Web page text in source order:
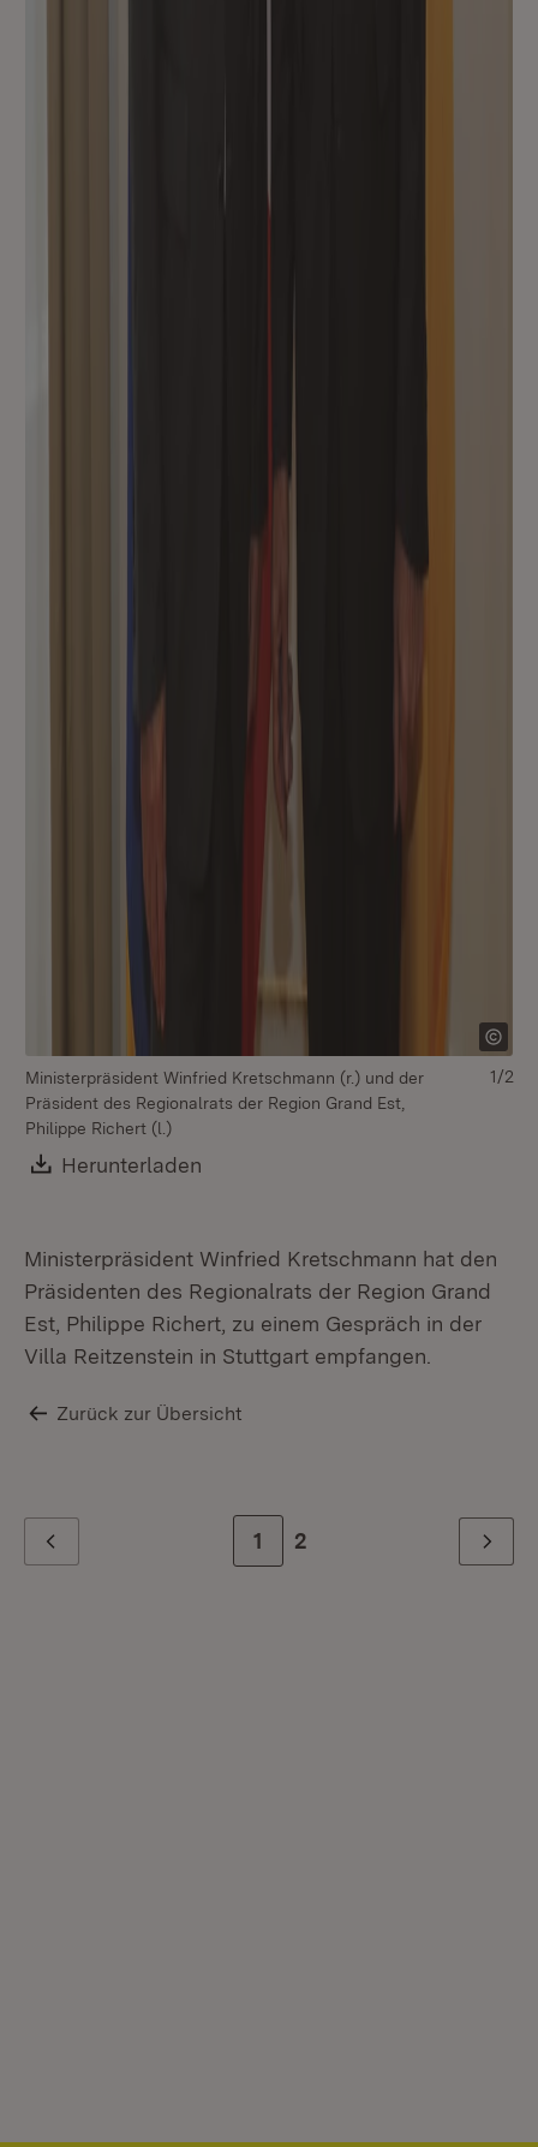
Ministerpräsident Winfried Kretschmann (r.) und der
Präsident des Regionalrats der Region Grand Est,
Philippe Richert (l.)
Download:
Herunterladen
1/2
Ministerpräsident Winfried Kretschmann hat den
Präsidenten des Regionalrats der Region Grand
Est, Philippe Richert, zu einem Gespräch in der
Villa Reitzenstein in Stuttgart empfangen.
Zurück zur Übersicht
Zur Seite
1 Zur letzten Seite
2 Weiter